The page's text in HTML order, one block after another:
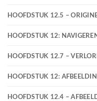
HOOFDSTUK 12.5 –
HOOFDSTUK 12:
HOOFDSTUK 12.7 –
HOOFDSTUK 12:
HOOFDSTUK 12.4 –